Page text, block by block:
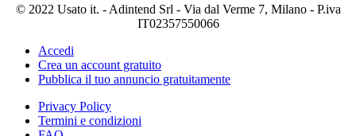
© 2022 Usato it. - Adintend Srl - Via dal Verme 7, Milano - P.iva
IT02357550066
Accedi
Crea un account gratuito
Pubblica il tuo annuncio gratuitamente
Privacy Policy
Termini e condizioni